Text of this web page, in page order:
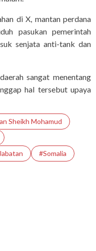
di X, mantan perdana
pasukan pemerintah
senjata anti-tank dan
sangat menentang
hal tersebut upaya
Sheikh Mohamud
#Somalia